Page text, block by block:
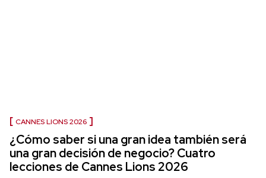
CANNES LIONS 2026
¿Cómo saber si una gran idea también será
una gran decisión de negocio? Cuatro
lecciones de Cannes Lions 2026